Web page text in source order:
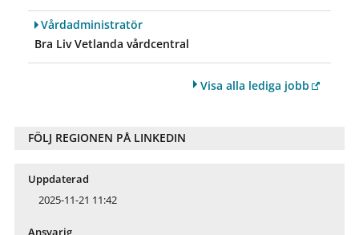
Vårdadministratör
Bra Liv Vetlanda vårdcentral
Visa alla lediga jobb
FÖLJ REGIONEN PÅ LINKEDIN
Uppdaterad
2025-11-21 11:42
Ansvarig